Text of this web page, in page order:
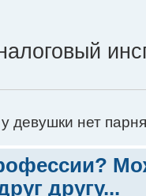
девушки нет
другу...